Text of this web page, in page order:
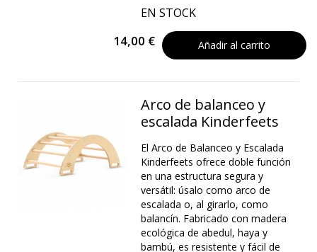
EN STOCK
14,00 € Añadir al carrito
Arco de balanceo y
escalada Kinderfeets
El Arco de Balanceo y Escalada
Kinderfeets ofrece doble función
en una estructura segura y
versátil: úsalo como arco de
escalada o, al girarlo, como
balancín. Fabricado con madera
ecológica de abedul, haya y
bambú, es resistente y fácil de